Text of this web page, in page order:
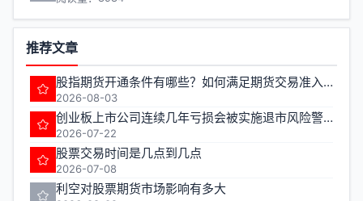
推荐文章
股指期货开通条件有哪些？如何满足期货交易准入要求？
2026-08-03
创业板上市公司连续几年亏损会被实施退市风险警示
2026-07-22
股票交易时间是几点到几点
2026-07-08
利空对股票期货市场影响有多大